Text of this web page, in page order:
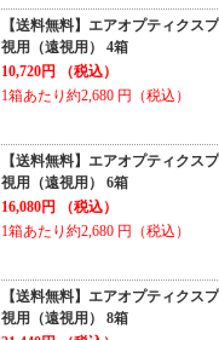
【送料無料】エアオプティクス
視用（遠視用） 4箱
10,720円
（税込）
1箱あたり約2,680 円（税込）
【送料無料】エアオプティクス
視用（遠視用） 6箱
16,080円
（税込）
1箱あたり約2,680 円（税込）
【送料無料】エアオプティクス
視用（遠視用） 8箱